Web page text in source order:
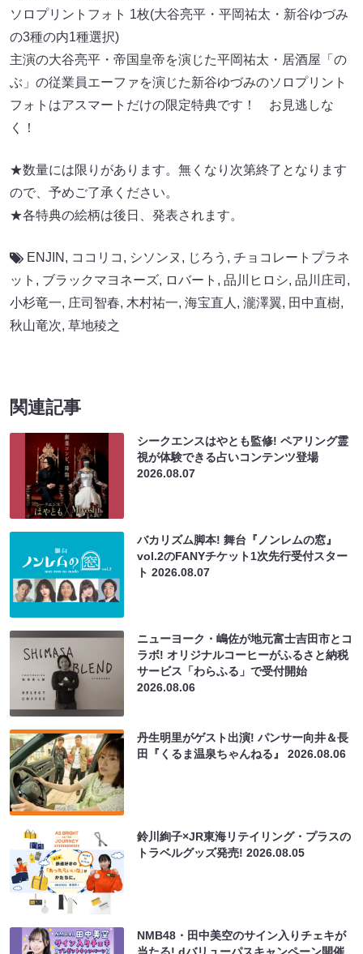
ソロプリントフォト 1枚(大谷亮平・平岡祐太・新谷ゆづみ
の3種の内1種選択)
主演の大谷亮平・帝国皇帝を演じた平岡祐太・居酒屋「の
ぶ」の従業員エーファを演じた新谷ゆづみのソロプリント
フォトはアスマートだけの限定特典です！ お見逃しな
く！
★数量には限りがあります。無くなり次第終了となります
ので、予めご了承ください。
★各特典の絵柄は後日、発表されます。
ENJIN , ココリコ , シソンヌ , じろう , チョコレートプラネ
ット , ブラックマヨネーズ, ロバート , 品川ヒロシ, 品川庄司 ,
小杉竜一, 庄司智春, 木村祐一, 海宝直人 , 瀧澤翼, 田中直樹,
秋山竜次, 草地稜之
関連記事
シークエンスはやとも監修! ペアリング霊
視が体験できる占いコンテンツ登場
2026.08.07
バカリズム脚本! 舞台『ノンレムの窓』
vol.2のFANYチケット1次先行受付スター
ト2026.08.07
ニューヨーク・嶋佐が地元富士吉田市とコ
ラボ! オリジナルコーヒーがふるさと納税
サービス「わらふる」で受付開始
2026.08.06
丹生明里がゲスト出演! パンサー向井＆長
田『くるま温泉ちゃんねる』2026.08.06
鈴川絢子×JR東海リテイリング・プラスの
トラベルグッズ発売!2026.08.05
NMB48・田中美空のサイン入りチェキが
当たる! dバリューパスキャンペーン開催